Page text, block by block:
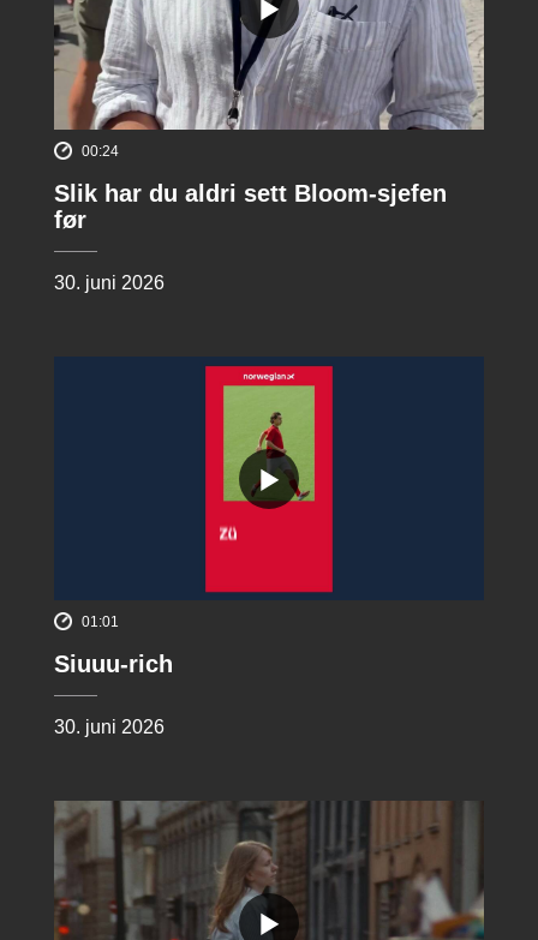
00:24
Slik har du aldri sett Bloom-sjefen
før
30. juni 2026
01:01
Siuuu-rich
30. juni 2026